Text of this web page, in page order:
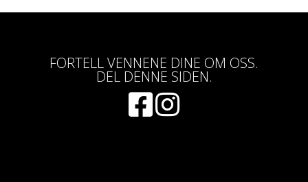
FORTELL VENNENE DINE OM OSS.
DEL DENNE SIDEN.